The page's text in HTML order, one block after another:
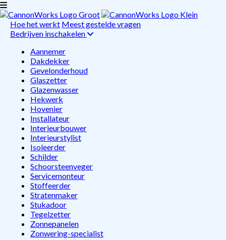
Hoe het werkt Meest gestelde vragen
Bedrijven inschakelen
Aannemer
Dakdekker
Gevelonderhoud
Glaszetter
Glazenwasser
Hekwerk
Hovenier
Installateur
Interieurbouwer
Interieurstylist
Isoleerder
Schilder
Schoorsteenveger
Servicemonteur
Stoffeerder
Stratenmaker
Stukadoor
Tegelzetter
Zonnepanelen
Zonwering-specialist